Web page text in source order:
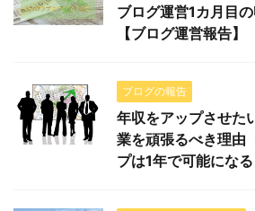
ブログ運営1カ月目
【ブログ運営報告】
ブログの報告
年収をアップさせた
業を頑張るべき理由
プは1年で可能になる